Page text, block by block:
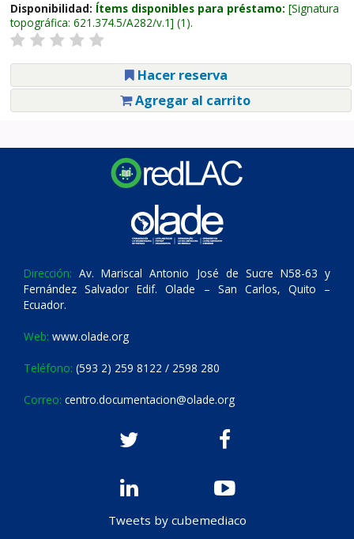
Disponibilidad: Ítems disponibles para préstamo: Signatura
topográfica: 621.374.5/A282/v.1 (1).
Hacer reserva
Agregar al carrito
Dirección: Av. Mariscal Antonio José de Sucre N58-63 y
Fernández Salvador Edif. Olade – San Carlos, Quito –
Ecuador.
Web: www.olade.org
Teléfono: (593 2) 259 8122 / 2598 280
Correo: centro.documentacion@olade.org
Tweets by cubemediaco